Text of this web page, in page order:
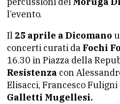
l’evento.
Il 25 aprile a Dicomano
concerti curati da Fochi
16.30 in Piazza della
Resistenza con
Elisacci, Francesco
Galletti Mugellesi.